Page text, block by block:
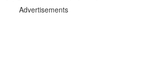
Advertisements